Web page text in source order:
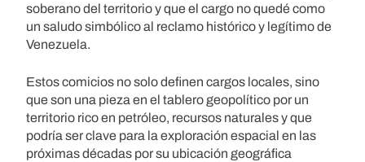
soberano del territorio y que el cargo no quedé como
un saludo simbólico al reclamo histórico y legítimo de
Venezuela.
Estos comicios no solo definen cargos locales, sino
que son una pieza en el tablero geopolítico por un
territorio rico en petróleo, recursos naturales y que
podría ser clave para la exploración espacial en las
próximas décadas por su ubicación geográfica